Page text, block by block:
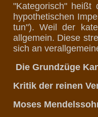
"Kategorisch"
hypothetischen
tun"). Weil der
allgemein. Diese
sich an
Die Grundzüge
Kritik der reinen
Moses